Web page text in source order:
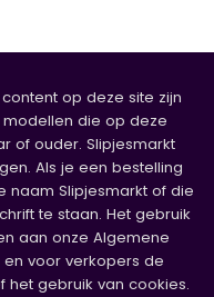
op deze site zijn
die op deze
of ouder. Slipjesmarkt
Als je een bestelling
naam Slipjesmarkt of die
te staan. Het gebruik
aan onze Algemene
voor verkopers de
het gebruik van cookies.